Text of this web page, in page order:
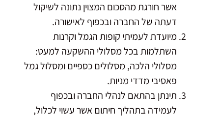
אשר חורגת מהסכום המצוין נתונה לשיקול
דעתה של החברה ובכפוף לאישורה.
מיועדת לעמיתי קופות הגמל וקרנות
השתלמות בכל מסלולי ההשקעה למעט:
מסלולי הלכה, מסלולים כספיים ומסלול גמל
פאסיבי מדדי מניות.
תינתן בהתאם לנהלי החברה ובכפוף
לעמידה בתהליך חיתום אשר עשוי לכלול,